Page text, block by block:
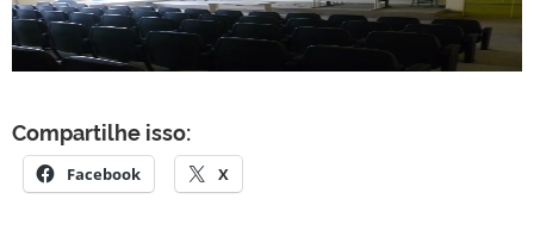
Compartilhe isso:
Facebook X